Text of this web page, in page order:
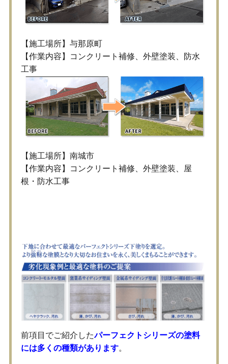
【施工場所】与那原町
【作業内容】コンクリート補修、外壁塗装、防水
工事
【施工場所】南城市
【作業内容】コンクリート補修、外壁塗装、屋
根・防水工事
前項目でご紹介したパーフェクトシリーズの塗料
には多くの種類があります。